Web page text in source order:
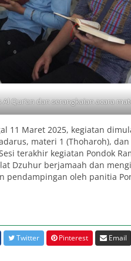
Al Qur’an dan serangkaian acara
11 Maret 2025, kegiatan
materi 1 (Thoharoh),
terakhir kegiatan Pondok
Dzuhur berjamaah dan
pendampingan oleh panitia
Twitter Pinterest Email